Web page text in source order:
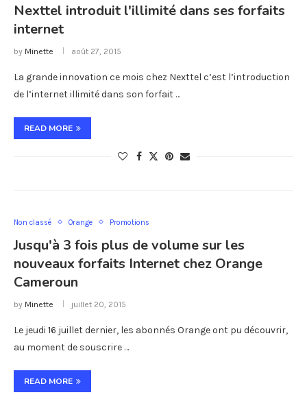
Nexttel introduit l'illimité dans ses forfaits
internet
by Minette août 27, 2015
La grande innovation ce mois chez Nexttel c’est l’introduction
de l’internet illimité dans son forfait …
READ MORE
Non classé Orange Promotions
Jusqu'à 3 fois plus de volume sur les
nouveaux forfaits Internet chez Orange
Cameroun
by Minette juillet 20, 2015
Le jeudi 16 juillet dernier, les abonnés Orange ont pu découvrir,
au moment de souscrire …
READ MORE